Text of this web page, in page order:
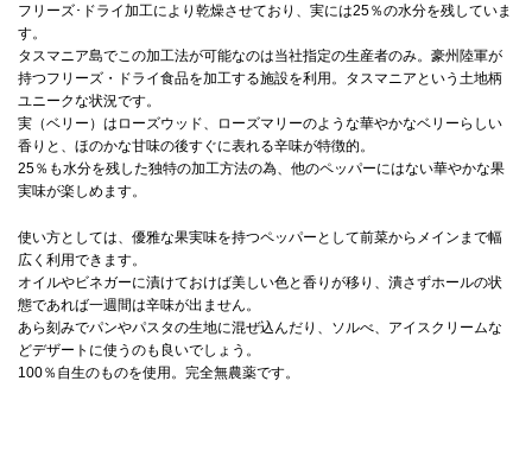
フリーズ･ドライ加工により乾燥させており、実には25％の水分を残していま
す。
タスマニア島でこの加工法が可能なのは当社指定の生産者のみ。豪州陸軍が
持つフリーズ・ドライ食品を加工する施設を利用。タスマニアという土地柄
ユニークな状況です。
実（ベリー）はローズウッド、ローズマリーのような華やかなベリーらしい
香りと、ほのかな甘味の後すぐに表れる辛味が特徴的。
25％も水分を残した独特の加工方法の為、他のペッパーにはない華やかな果
実味が楽しめます。
使い方としては、優雅な果実味を持つペッパーとして前菜からメインまで幅
広く利用できます。
オイルやビネガーに漬けておけば美しい色と香りが移り、潰さずホールの状
態であれば一週間は辛味が出ません。
あら刻みでパンやパスタの生地に混ぜ込んだり、ソルべ、アイスクリームな
どデザートに使うのも良いでしょう。
100％自生のものを使用。完全無農薬です。